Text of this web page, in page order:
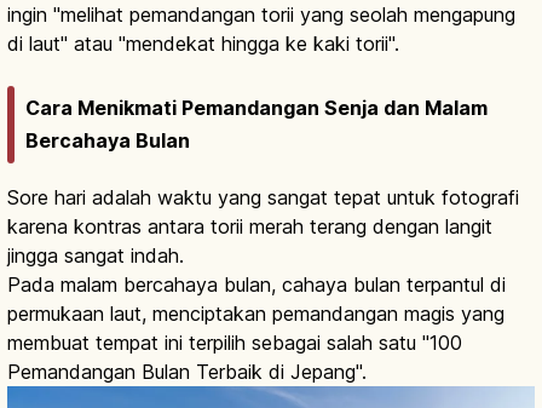
ingin "melihat pemandangan torii yang seolah mengapung
di laut" atau "mendekat hingga ke kaki torii".
Cara Menikmati Pemandangan Senja dan Malam
Bercahaya Bulan
Sore hari adalah waktu yang sangat tepat untuk fotografi
karena kontras antara torii merah terang dengan langit
jingga sangat indah.
Pada malam bercahaya bulan, cahaya bulan terpantul di
permukaan laut, menciptakan pemandangan magis yang
membuat tempat ini terpilih sebagai salah satu "100
Pemandangan Bulan Terbaik di Jepang".